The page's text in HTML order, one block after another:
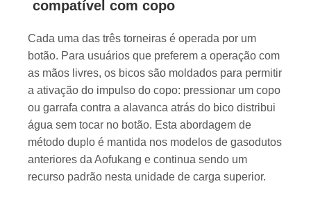
compatível com copo
Cada uma das três torneiras é operada por um
botão. Para usuários que preferem a operação com
as mãos livres, os bicos são moldados para permitir
a ativação do impulso do copo: pressionar um copo
ou garrafa contra a alavanca atrás do bico distribui
água sem tocar no botão. Esta abordagem de
método duplo é mantida nos modelos de gasodutos
anteriores da Aofukang e continua sendo um
recurso padrão nesta unidade de carga superior.